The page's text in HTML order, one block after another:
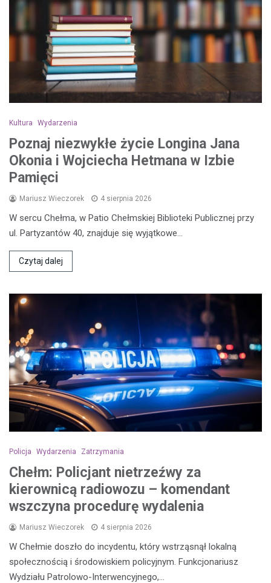
Kultura Wydarzenia
Poznaj niezwykłe życie Longina Jana
Okonia i Wojciecha Hetmana w Izbie
Pamięci
Mariusz Wieczorek 4 sierpnia 2026
W sercu Chełma, w Patio Chełmskiej Biblioteki Publicznej przy
ul. Partyzantów 40, znajduje się wyjątkowe…
Czytaj dalej
Policja Wydarzenia Zatrzymania
Chełm: Policjant nietrzeźwy za
kierownicą radiowozu – komendant
wszczyna procedurę wydalenia
Mariusz Wieczorek 4 sierpnia 2026
W Chełmie doszło do incydentu, który wstrząsnął lokalną
społecznością i środowiskiem policyjnym. Funkcjonariusz
Wydziału Patrolowo-Interwencyjnego,…